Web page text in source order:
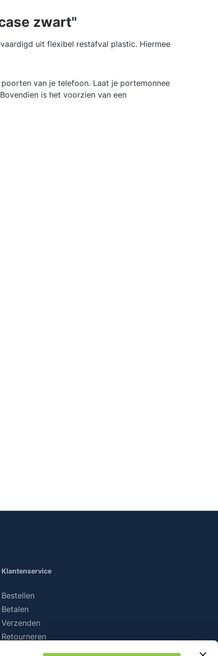
zwart"
uit flexibel restafval plastic. Hiermee
van je telefoon. Laat je portemonnee
is het voorzien van een
Klantenservice
Bestellen
Betalen
Verzenden
Retourneren